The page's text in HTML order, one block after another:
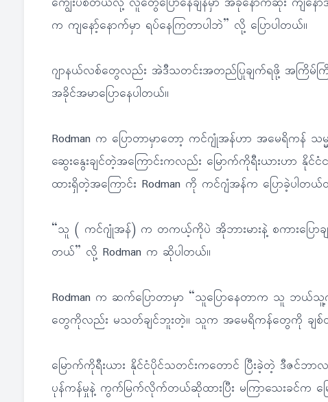
က ကျနော့်နောက်မှာ ရပ်နေကြတာပါဘဲ” လို့ ပြောပါတယ်။
ဂျာနယ်လစ်တွေလည်း အဲဒီသတင်းအတည်ပြုချက်ရဖို့ အကြိမ်က
အခိုင်အမာပြောနေပါတယ်။
Rodman က ပြောတာမှာတော့ ကင်ဂျုံအန်ဟာ အမေရိကန် သ
ဆွေးနွေးချင်တဲ့အကြောင်းကလည်း မြောက်ကိုရီးယားဟ
ထားရှိတဲ့အကြောင်း Rodman ကို ကင်ဂျံအန်က ပြောခဲ့ပါတယ်
“သူ ( ကင်ဂျုံအန်) က တကယ့်ကိုပဲ အိုဘားမားနဲ့ စကားပြောခ
တယ်” လို့ Rodman က ဆိုပါတယ်။
Rodman က ဆက်ပြောတာမှာ “သူပြောနေတာက သူ ဘယ်
တွေကိုလည်း မသတ်ချင်ဘူးတဲ့။ သူက အမေရိကန်တွေကို ချ
မြောက်ကိုရီးယား နိုင်ငံပိုင်သတင်းကတောင် ပြီးခဲ့တဲ့ ဒီဇင်
ပုန်ကန်မှုနဲ့ ကွက်မြက်လိုက်တယ်ဆိုထားပြီး မကြာသေးခင်က